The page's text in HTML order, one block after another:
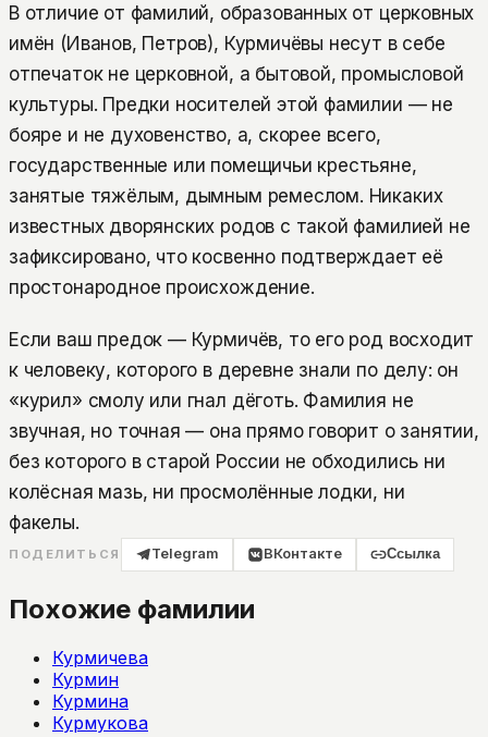
В отличие от фамилий, образованных от церковных
имён (Иванов, Петров), Курмичёвы несут в себе
отпечаток не церковной, а бытовой, промысловой
культуры. Предки носителей этой фамилии — не
бояре и не духовенство, а, скорее всего,
государственные или помещичьи крестьяне,
занятые тяжёлым, дымным ремеслом. Никаких
известных дворянских родов с такой фамилией не
зафиксировано, что косвенно подтверждает её
простонародное происхождение.
Если ваш предок — Курмичёв, то его род восходит
к человеку, которого в деревне знали по делу: он
«курил» смолу или гнал дёготь. Фамилия не
звучная, но точная — она прямо говорит о занятии,
без которого в старой России не обходились ни
колёсная мазь, ни просмолённые лодки, ни
факелы.
ПОДЕЛИТЬСЯ Telegram ВКонтакте Ссылка
Похожие фамилии
Курмичева
Курмин
Курмина
Курмукова